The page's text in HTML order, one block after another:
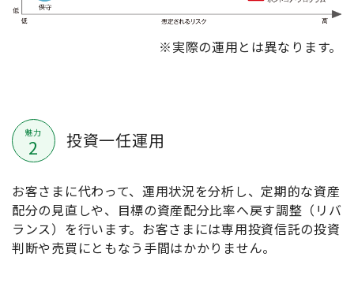
※実際の運用とは異なります。
魅力
2 投資一任運用
お客さまに代わって、運用状況を分析し、定期的な資産
配分の見直しや、目標の資産配分比率へ戻す調整（リバ
ランス）を行います。お客さまには専用投資信託の投資
判断や売買にともなう手間はかかりません。